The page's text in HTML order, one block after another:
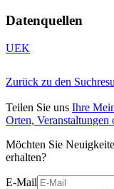
Datenquellen
UEK
Zurück zu den
Teilen Sie uns Ihre
Orten,
Möchten Sie
erhalten?
E-Mail